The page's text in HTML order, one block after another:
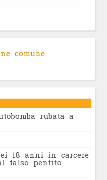
comune
rubata a
18 anni in carcere
falso pentito